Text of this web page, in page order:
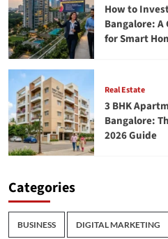
How to
Bangalore:
for Smart
Real Estate
3 BHK
Bangalore:
2026 Guide
Categories
BUSINESS DIGITAL MARKETING